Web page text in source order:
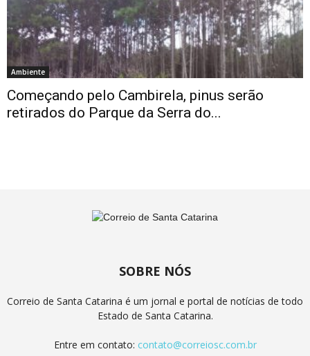
Ambiente
Começando pelo Cambirela, pinus serão
retirados do Parque da Serra do...
SOBRE NÓS
Correio de Santa Catarina é um jornal e portal de notícias de todo
Estado de Santa Catarina.
Entre em contato: contato@correiosc.com.br